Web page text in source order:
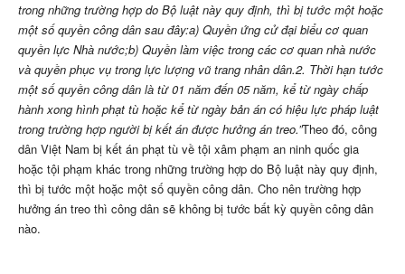
trong những trường hợp do Bộ luật này quy định, thì bị tước một hoặc
một số quyền công dân sau đây:a) Quyền ứng cử đại biểu cơ quan
quyền lực Nhà nước;b) Quyền làm việc trong các cơ quan nhà nước
và quyền phục vụ trong lực lượng vũ trang nhân dân.2. Thời hạn tước
một số quyền công dân là từ 01 năm đến 05 năm, kể từ ngày chấp
hành xong hình phạt tù hoặc kể từ ngày bản án có hiệu lực pháp luật
trong trường hợp người bị kết án được hưởng án treo.”Theo đó, công
dân Việt Nam bị kết án phạt tù về tội xâm phạm an ninh quốc gia
hoặc tội phạm khác trong những trường hợp do Bộ luật này quy định,
thì bị tước một hoặc một số quyền công dân. Cho nên trường hợp
hưởng án treo thì công dân sẽ không bị tước bất kỳ quyền công dân
nào.